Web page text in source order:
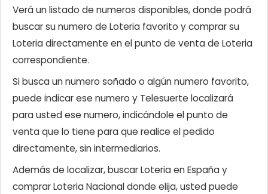
Verá un listado de numeros disponibles, donde podrá
buscar su numero de Loteria favorito y comprar su
Loteria directamente en el punto de venta de Loteria
correspondiente.
Si busca un numero soñado o algún numero favorito,
puede indicar ese numero y Telesuerte localizará
para usted ese numero, indicándole el punto de
venta que lo tiene para que realice el pedido
directamente, sin intermediarios.
Además de localizar, buscar Loteria en España y
comprar Loteria Nacional donde elija, usted puede